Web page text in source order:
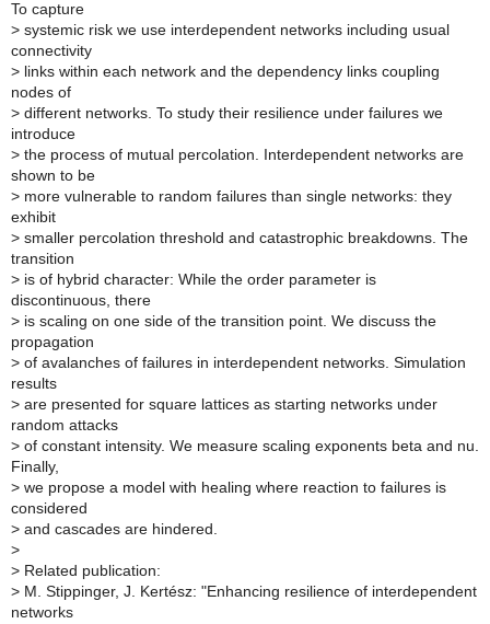
To capture
> systemic risk we use interdependent networks including usual
connectivity
> links within each network and the dependency links coupling
nodes of
> different networks. To study their resilience under failures we
introduce
> the process of mutual percolation. Interdependent networks are
shown to be
> more vulnerable to random failures than single networks: they
exhibit
> smaller percolation threshold and catastrophic breakdowns. The
transition
> is of hybrid character: While the order parameter is
discontinuous, there
> is scaling on one side of the transition point. We discuss the
propagation
> of avalanches of failures in interdependent networks. Simulation
results
> are presented for square lattices as starting networks under
random attacks
> of constant intensity. We measure scaling exponents beta and nu.
Finally,
> we propose a model with healing where reaction to failures is
considered
> and cascades are hindered.
>
> Related publication:
> M. Stippinger, J. Kertész: "Enhancing resilience of interdependent
networks